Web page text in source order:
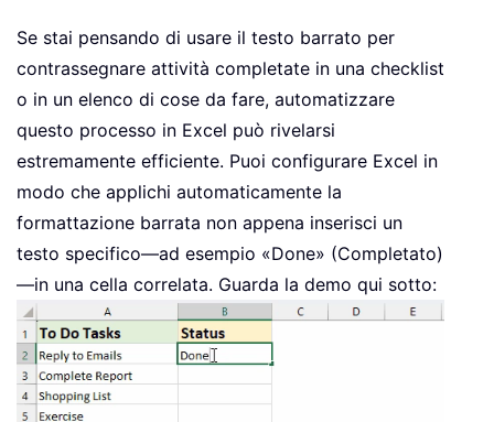
Se stai pensando di usare il testo barrato per
contrassegnare attività completate in una checklist
o in un elenco di cose da fare, automatizzare
questo processo in Excel può rivelarsi
estremamente efficiente. Puoi configurare Excel in
modo che applichi automaticamente la
formattazione barrata non appena inserisci un
testo specifico—ad esempio «Done» (Completato)
—in una cella correlata. Guarda la demo qui sotto: